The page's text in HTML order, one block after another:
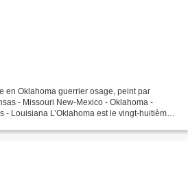
en Oklahoma guerrier osage, peint par
- Missouri New-Mexico - Oklahoma -
- Louisiana L’Oklahoma est le vingt-huitième